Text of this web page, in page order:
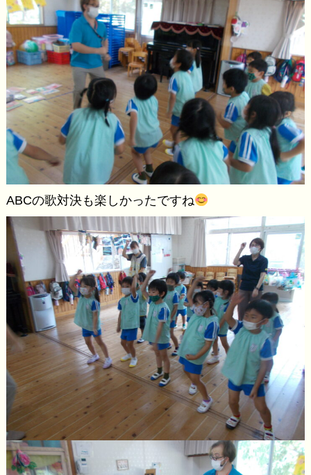
ABCの歌対決も楽しかったですね